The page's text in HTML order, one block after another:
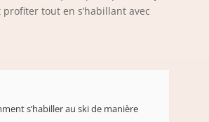
tout en s’habillantavec
s’habiller au ski de manière